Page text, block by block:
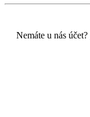
Nemáte u nás účet?